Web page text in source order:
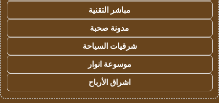
مباشر التقنية
مدونة صحبة
شرقيات السياحة
موسوعة انوار
اشراق الأرباح